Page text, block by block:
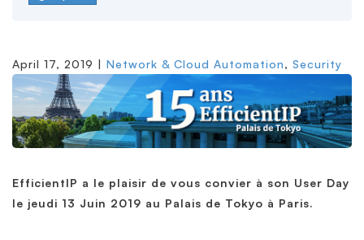
April 17, 2019 | Network & Cloud Automation, Security
EfficientIP a le plaisir de vous convier à son User Day
le jeudi 13 Juin 2019 au Palais de Tokyo à Paris.